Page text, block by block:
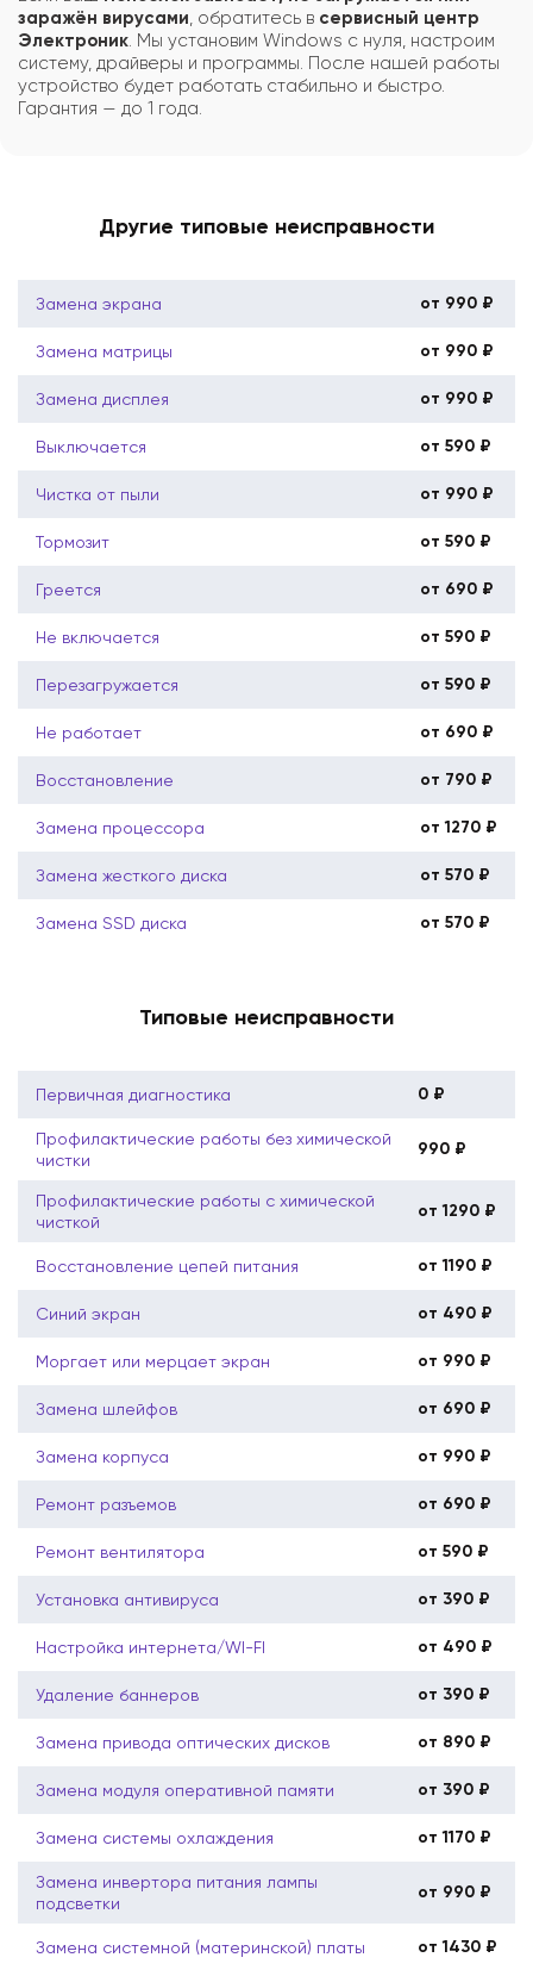
заражён вирусами , обратитесь в сервисный центр
Электроник . Мы установим Windows с нуля, настроим
систему, драйверы и программы. После нашей работы
устройство будет работать стабильно и быстро.
Гарантия — до 1 года.
Другие типовые неисправности
Замена экрана от 990 ₽
Замена матрицы от 990 ₽
Замена дисплея от 990 ₽
Выключается от 590 ₽
Чистка от пыли от 990 ₽
Тормозит от 590 ₽
Греется от 690 ₽
Не включается от 590 ₽
Перезагружается от 590 ₽
Не работает от 690 ₽
Восстановление от 790 ₽
Замена процессора от 1270 ₽
Замена жесткого диска от 570 ₽
Замена SSD диска от 570 ₽
Типовые неисправности
Первичная диагностика 0 ₽
Профилактические работы без химической
чистки
990 ₽
Профилактические работы с химической
чисткой
от 1290 ₽
Восстановление цепей питания от 1190 ₽
Синий экран от 490 ₽
Моргает или мерцает экран от 990 ₽
Замена шлейфов от 690 ₽
Замена корпуса от 990 ₽
Ремонт разъемов от 690 ₽
Ремонт вентилятора от 590 ₽
Установка антивируса от 390 ₽
Настройка интернета/WI-FI от 490 ₽
Удаление баннеров от 390 ₽
Замена привода оптических дисков от 890 ₽
Замена модуля оперативной памяти от 390 ₽
Замена системы охлаждения от 1170 ₽
Замена инвертора питания лампы
подсветки
от 990 ₽
Замена системной (материнской) платы от 1430 ₽